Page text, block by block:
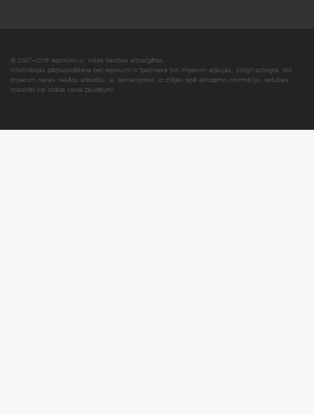
© 2007–2018 Iepirkumi.lv. Visas tiesības aizsargātas.
Informācijas pārpublicēšana bez iepirkumi.lv īpašnieka SIA Imperum atļaujas, stingri aizliegta. SIA
Imperum nenes nekādu atbildību, ja, pamatojoties uz mājas lapā atrodamo informāciju, radušies
materiāli vai citāda veida zaudējumi.